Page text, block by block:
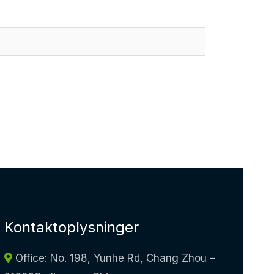
Kontaktoplysninger
Office: No. 198, Yunhe Rd, Chang Zhou –